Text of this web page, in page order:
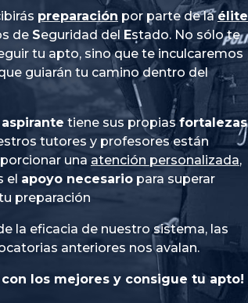
preparación por parte de laélite
de Seguridad del Estado. No sólo te
tu apto, sino que te inculcaremos
guiarán tu camino dentro del
tiene sus propiasfortalezas
tutores y profesores están
una atención personalizada,
el apoyo necesario para superar
preparación
la eficacia de nuestro sistema, las
anteriores nos avalan.
los mejores y consigue tu apto!